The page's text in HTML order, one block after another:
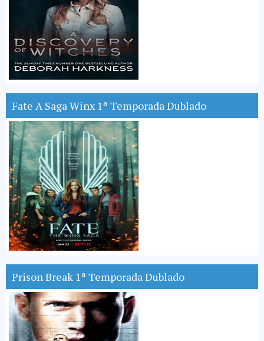
Fate A Saga Winx 1ª Temporada Dublado
Prison Break 1ª Temporada Dublado